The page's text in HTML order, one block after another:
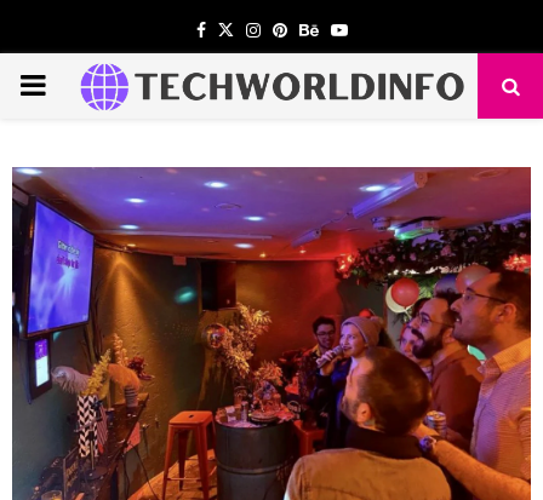
Facebook
TwitterInstagram
PinterestBehanceYoutube
PRIMARY